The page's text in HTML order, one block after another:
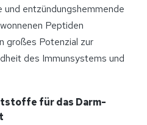
und entzündungshemmende
Peptiden
großes Potenzial zur
des Immunsystems und
für das Darm-